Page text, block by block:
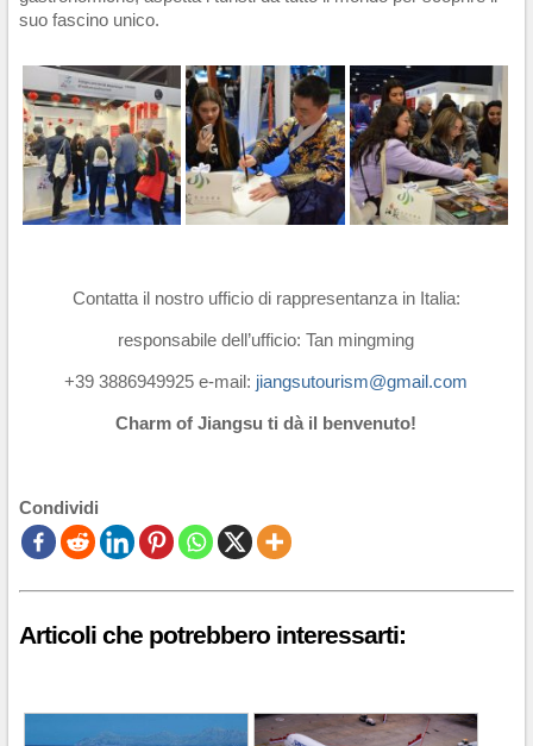
suo fascino unico.
Contatta il nostro ufficio di rappresentanza in Italia:
responsabile dell’ufficio: Tan mingming
+39 3886949925 e-mail: jiangsutourism@gmail.com
Charm of Jiangsu ti dà il benvenuto!
Condividi
Articoli che potrebbero interessarti: